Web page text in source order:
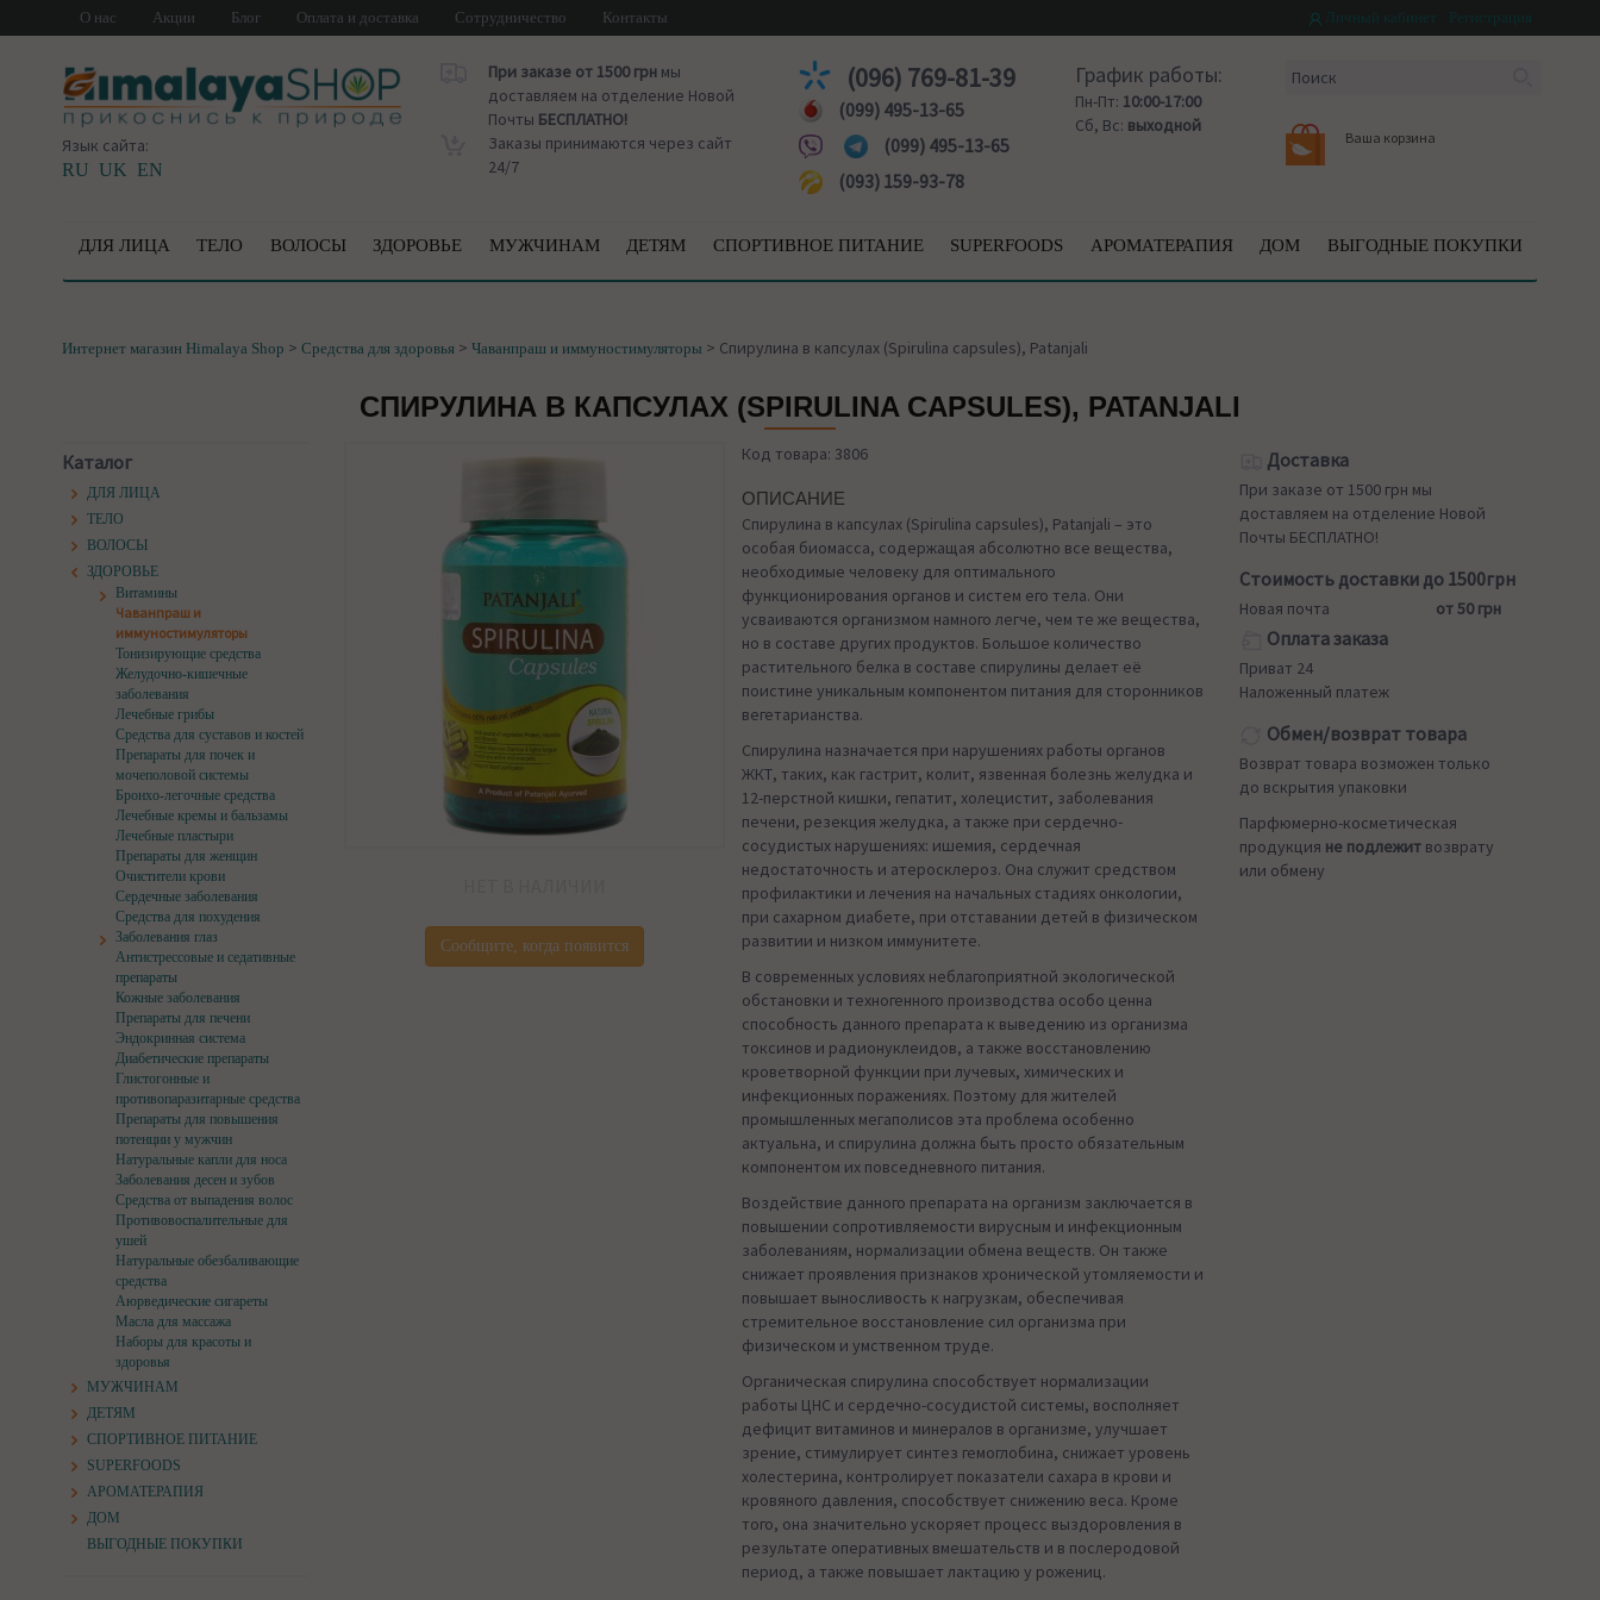
О нас Акции Блог Оплата и доставка Сотрудничество Контакты
Язык сайта:
RU UK EN
При заказе от 1500 грнмы
доставляем на отделение Новой
Почты БЕСПЛАТНО!
Заказы принимаются через сайт
24/7
(096) 769-81-39
(099) 495-13-65
(099) 495-13-65
(093) 159-93-78
График работы:
Пн-Пт: 10:00-17:00
Сб, Вс: выходной
Ваша корзина
ДЛЯ ЛИЦА ТЕЛО ВОЛОСЫ ЗДОРОВЬЕ МУЖЧИНАМ ДЕТЯМ СПОРТИВНОЕ ПИТАНИЕ SUPERFOODS АРОМАТЕРАПИЯ ДОМ ВЫГОДНЫЕ ПОКУПКИ
Интернет магазин Himalaya Shop > Средства для здоровья > Чаванпраш и иммуностимуляторы > Спирулина в капсулах (Spirulina capsules), Patanjali
СПИРУЛИНА В КАПСУЛАХ (SPIRULINA CAPSULES), PATANJALI
Каталог
ДЛЯ ЛИЦА
ТЕЛО
ВОЛОСЫ
ЗДОРОВЬЕ
Витамины
Чаванпраш и
иммуностимуляторы
Тонизирующие средства
Желудочно-кишечные
заболевания
Лечебные грибы
Средства для суставов и костей
Препараты для почек и
мочеполовой системы
Бронхо-легочные средства
Лечебные кремы и бальзамы
Лечебные пластыри
Препараты для женщин
Очистители крови
Сердечные заболевания
Средства для похудения
Заболевания глаз
Антистрессовые и седативные
препараты
Кожные заболевания
Препараты для печени
Эндокринная система
Диабетические препараты
Глистогонные и
противопаразитарные средства
Препараты для повышения
потенции у мужчин
Натуральные капли для носа
Заболевания десен и зубов
Средства от выпадения волос
Противовоспалительные для
ушей
Натуральные обезбаливающие
средства
Аюрведические сигареты
Масла для массажа
Наборы для красоты и
здоровья
МУЖЧИНАМ
ДЕТЯМ
СПОРТИВНОЕ ПИТАНИЕ
SUPERFOODS
АРОМАТЕРАПИЯ
ДОМ
ВЫГОДНЫЕ ПОКУПКИ
Сообщите, когда появится
Код товара: 3806
ОПИСАНИЕ
Спирулина в капсулах (Spirulina capsules), Patanjali – это
особая биомасса, содержащая абсолютно все вещества,
необходимые человеку для оптимального
функционирования органов и систем его тела. Они
усваиваются организмом намного легче, чем те же вещества,
но в составе других продуктов. Большое количество
растительного белка в составе спирулины делает её
поистине уникальным компонентом питания для сторонников
вегетарианства.
Спирулина назначается при нарушениях работы органов
ЖКТ, таких, как гастрит, колит, язвенная болезнь желудка и
12-перстной кишки, гепатит, холецистит, заболевания
печени, резекция желудка, а также при сердечно-
сосудистых нарушениях: ишемия, сердечная
недостаточность и атеросклероз. Она служит средством
профилактики и лечения на начальных стадиях онкологии,
при сахарном диабете, при отставании детей в физическом
развитии и низком иммунитете.
В современных условиях неблагоприятной экологической
обстановки и техногенного производства особо ценна
способность данного препарата к выведению из организма
токсинов и радионуклеидов, а также восстановлению
кроветворной функции при лучевых, химических и
инфекционных поражениях. Поэтому для жителей
промышленных мегаполисов эта проблема особенно
актуальна, и спирулина должна быть просто обязательным
компонентом их повседневного питания.
Воздействие данного препарата на организм заключается в
повышении сопротивляемости вирусным и инфекционным
заболеваниям, нормализации обмена веществ. Он также
снижает проявления признаков хронической утомляемости и
повышает выносливость к нагрузкам, обеспечивая
стремительное восстановление сил организма при
физическом и умственном труде.
Органическая спирулина способствует нормализации
работы ЦНС и сердечно-сосудистой системы, восполняет
дефицит витаминов и минералов в организме, улучшает
зрение, стимулирует синтез гемоглобина, снижает уровень
холестерина, контролирует показатели сахара в крови и
кровяного давления, способствует снижению веса. Кроме
того, она значительно ускоряет процесс выздоровления в
результате оперативных вмешательств и в послеродовой
период, а также повышает лактацию у рожениц.
Доставка
При заказе от 1500 грн мы
доставляем на отделение Новой
Почты БЕСПЛАТНО!
Стоимость доставки до 1500грн
Новая почта от 50 грн
Оплата заказа
Приват 24
Наложенный платеж
Обмен/возврат товара
Возврат товара возможен только
до вскрытия упаковки
Парфюмерно-косметическая
продукция не подлежит возврату
или обмену